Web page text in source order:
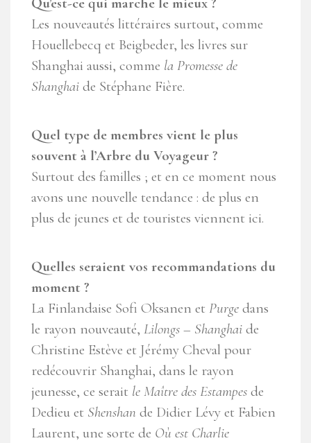
Les nouveautés littéraires surtout, comme
Houellebecq et Beigbeder, les livres sur
Shanghai aussi, comme la Promesse de
Shanghai de Stéphane Fière.
Quel type de membres vient le plus
souvent à l’Arbre du Voyageur ?
Surtout des familles ; et en ce moment nous
avons une nouvelle tendance : de plus en
plus de jeunes et de touristes viennent ici.
Quelles seraient vos recommandations du
moment ?
La Finlandaise Sofi Oksanen et Purge dans
le rayon nouveauté, Lilongs – Shanghai de
Christine Estève et Jérémy Cheval pour
redécouvrir Shanghai, dans le rayon
jeunesse, ce serait le Maître des Estampes de
Dedieu et Shenshan de Didier Lévy et Fabien
Laurent, une sorte de Où est Charlie